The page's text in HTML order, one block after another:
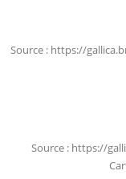
Source : https://
Source : https://